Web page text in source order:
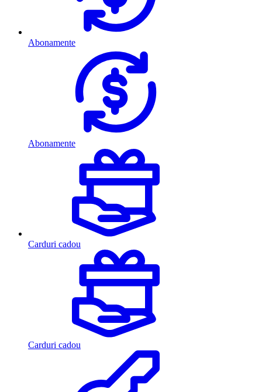
Abonamente
Abonamente
Carduri cadou
Carduri cadou